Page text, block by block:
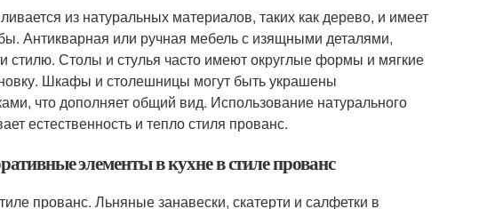
из натуральных материалов, таких как дерево, и имеет
Антикварная или ручная мебель с изящными деталями,
стилю. Столы и стулья часто имеют округлые формы и мягкие
Шкафы и столешницы могут быть украшены
что дополняет общий вид. Использование натурального
естественность и тепло стиля прованс.
элементы в кухне в стиле прованс
прованс. Льняные занавески, скатерти и салфетки в